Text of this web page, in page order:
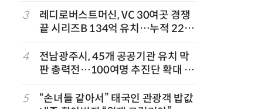
3
레디로버스트머신, VC 30여곳 경쟁
끝 시리즈B 134억 유치…누적 229
4
전남광주시, 45개 공공기관 유치 막
판 총력전…100여명 추진단 확대 개
5
“손녀들 같아서” 태국인 관광객 밥값